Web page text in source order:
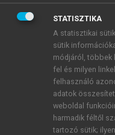
terminológiai
A fordításorientált
nemzetközi
126161:2021
multilingual
translation-oriented
szabvány alapján a
munka abban
STATISZTIKA
A statisztikai
sütik
módjáról, többek
fel és milyen
felhasználó
adatok
weboldal
harmadik féltől
tartozó sütik;